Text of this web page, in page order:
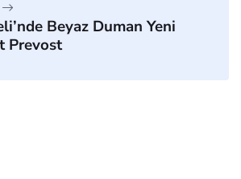
Beyaz Duman Yeni
Prevost